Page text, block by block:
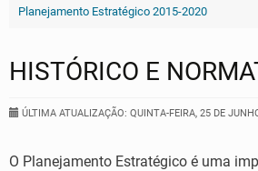
Planejamento Estratégico 2015-2020
HISTÓRICO E
ÚLTIMA ATUALIZAÇÃO: QUINTA-FEIRA, 25 DE
O Planejamento Estratégico é uma